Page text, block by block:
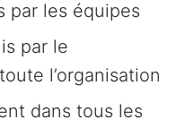
par les équipes
par le
l’organisation
dans tous les